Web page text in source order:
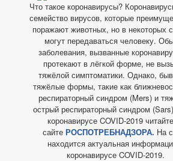
Что такое коронавирусы?
семейство вирусов, которые
поражают животных, но в некоторых
могут передаваться человеку.
заболевания, вызванные
протекают в лёгкой форме, не
тяжёлой симптоматики. Однако,
тяжёлые формы, такие как
респираторный синдром (Mers) и
острый респираторный синдром
коронавирусе COVID-2019
сайте РОСПОТРЕБНАДЗОРА. На
находится актуальная
коронавирусе COVID-2019.